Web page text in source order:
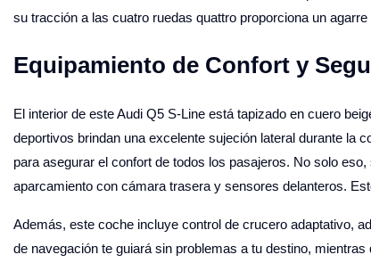
su tracción a las cuatro ruedas quattro proporciona un
Equipamiento de Confort y
El interior de este Audi Q5 S-Line está tapizado en cuero
deportivos brindan una excelente sujeción lateral durante la
para asegurar el confort de todos los pasajeros. No solo
aparcamiento con cámara trasera y sensores delanteros.
Además, este coche incluye control de crucero adaptativo,
de navegación te guiará sin problemas a tu destino,